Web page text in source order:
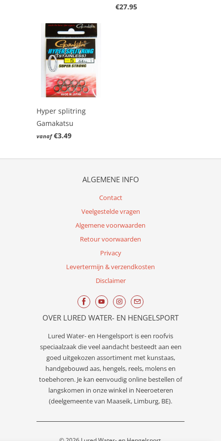
€27.95
Hyper splitring
Gamakatsu
vanaf €3.49
ALGEMENE INFO
Contact
Veelgestelde vragen
Algemene voorwaarden
Retour voorwaarden
Privacy
Levertermijn & verzendkosten
Disclaimer
OVER LURED WATER- EN HENGELSPORT
Lured Water- en Hengelsport is een roofvis
speciaalzaak die veel aandacht besteedt aan een
goed uitgekozen assortiment met kunstaas,
handgebouwd aas, hengels, reels, molens en
toebehoren. Je kan eenvoudig online bestellen of
langskomen in onze winkel in Neeroeteren
(deelgemeente van Maaseik, Limburg, BE).